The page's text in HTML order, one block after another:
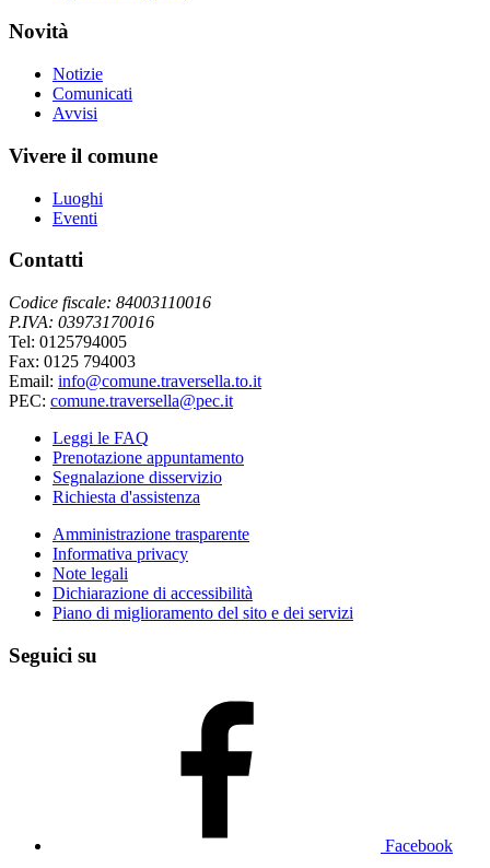
Novità
Notizie
Comunicati
Avvisi
Vivere il comune
Luoghi
Eventi
Contatti
Codice fiscale: 84003110016
P.IVA: 03973170016
Tel: 0125794005
Fax: 0125 794003
Email: info@comune.traversella.to.it
PEC: comune.traversella@pec.it
Leggi le FAQ
Prenotazione appuntamento
Segnalazione disservizio
Richiesta d'assistenza
Amministrazione trasparente
Informativa privacy
Note legali
Dichiarazione di accessibilità
Piano di miglioramento del sito e dei servizi
Seguici su
Facebook